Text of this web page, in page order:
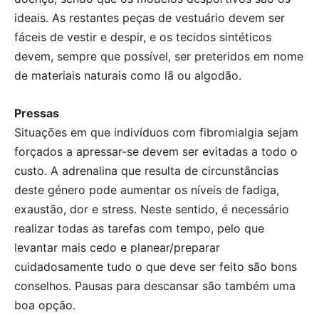
ideais. As restantes peças de vestuário devem ser
fáceis de vestir e despir, e os tecidos sintéticos
devem, sempre que possível, ser preteridos em nome
de materiais naturais como lã ou algodão.
Pressas
Situações em que indivíduos com fibromialgia sejam
forçados a apressar-se devem ser evitadas a todo o
custo. A adrenalina que resulta de circunstâncias
deste género pode aumentar os níveis de fadiga,
exaustão, dor e stress. Neste sentido, é necessário
realizar todas as tarefas com tempo, pelo que
levantar mais cedo e planear/preparar
cuidadosamente tudo o que deve ser feito são bons
conselhos. Pausas para descansar são também uma
boa opção.